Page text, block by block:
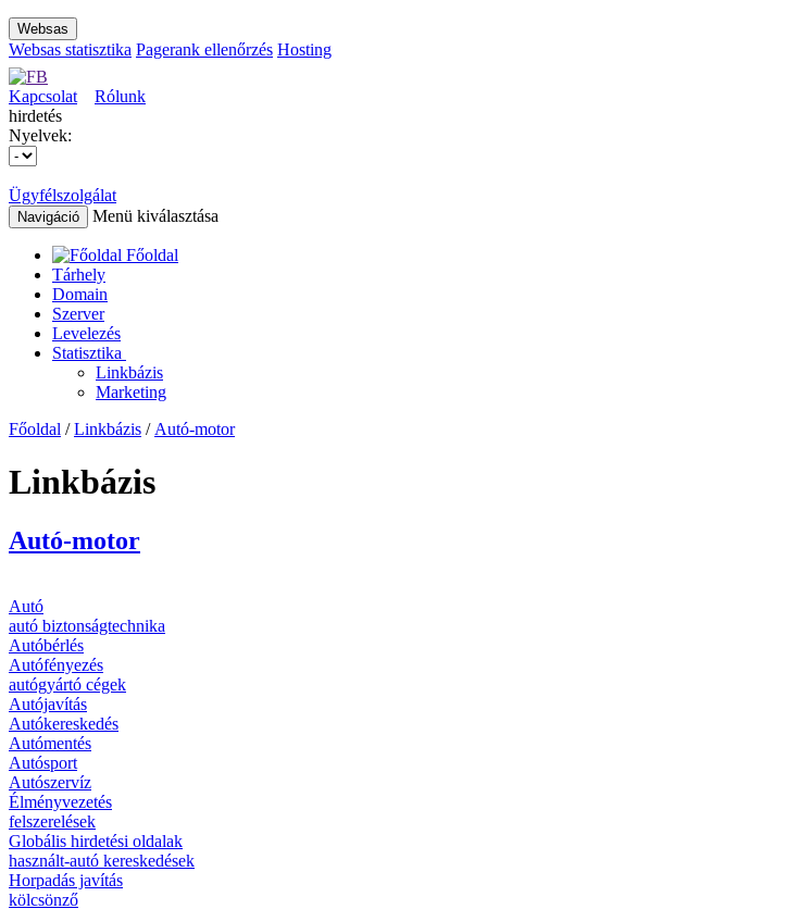
Websas
Websas statisztika Pagerank ellenőrzés Hosting
Kapcsolat
Rólunk
hirdetés
Nyelvek:
Ügyfélszolgálat
Navigáció Menü kiválasztása
Főoldal
Tárhely
Domain
Szerver
Levelezés
Statisztika
Linkbázis
Marketing
Főoldal /Linkbázis / Autó-motor
Linkbázis
Autó-motor
Autó
autó biztonságtechnika
Autóbérlés
Autófényezés
autógyártó cégek
Autójavítás
Autókereskedés
Autómentés
Autósport
Autószervíz
Élményvezetés
felszerelések
Globális hirdetési oldalak
használt-autó kereskedések
Horpadás javítás
kölcsönző